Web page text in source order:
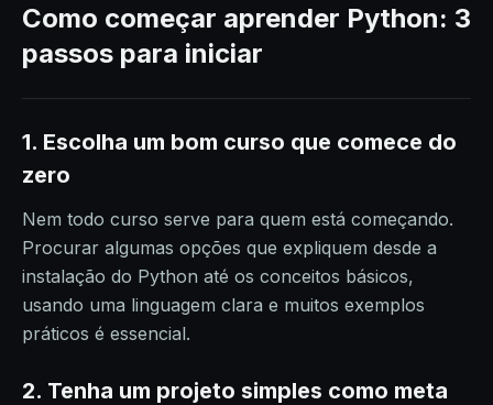
Como começar aprender Python: 3
passos para iniciar
1. Escolha um bom curso que comece do
zero
Nem todo curso serve para quem está começando.
Procurar algumas opções que expliquem desde a
instalação do Python até os conceitos básicos,
usando uma linguagem clara e muitos exemplos
práticos é essencial.
2. Tenha um projeto simples como meta